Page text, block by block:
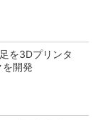
を3Dプリンタ
開発